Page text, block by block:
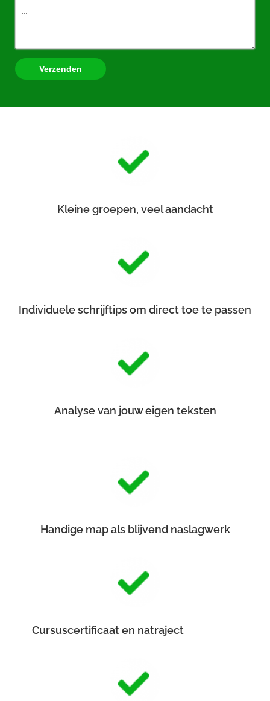
Verzenden
Kleine groepen, veel aandacht
Individuele schrijftips om direct toe te passen
Analyse van jouw eigen teksten
Handige map als blijvend naslagwerk
Cursuscertificaat en natraject